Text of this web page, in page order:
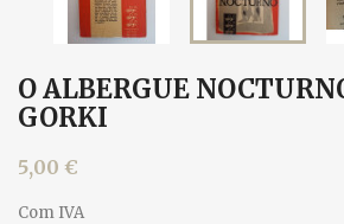
O ALBERGUE
GORKI
5,00 €
Com IVA